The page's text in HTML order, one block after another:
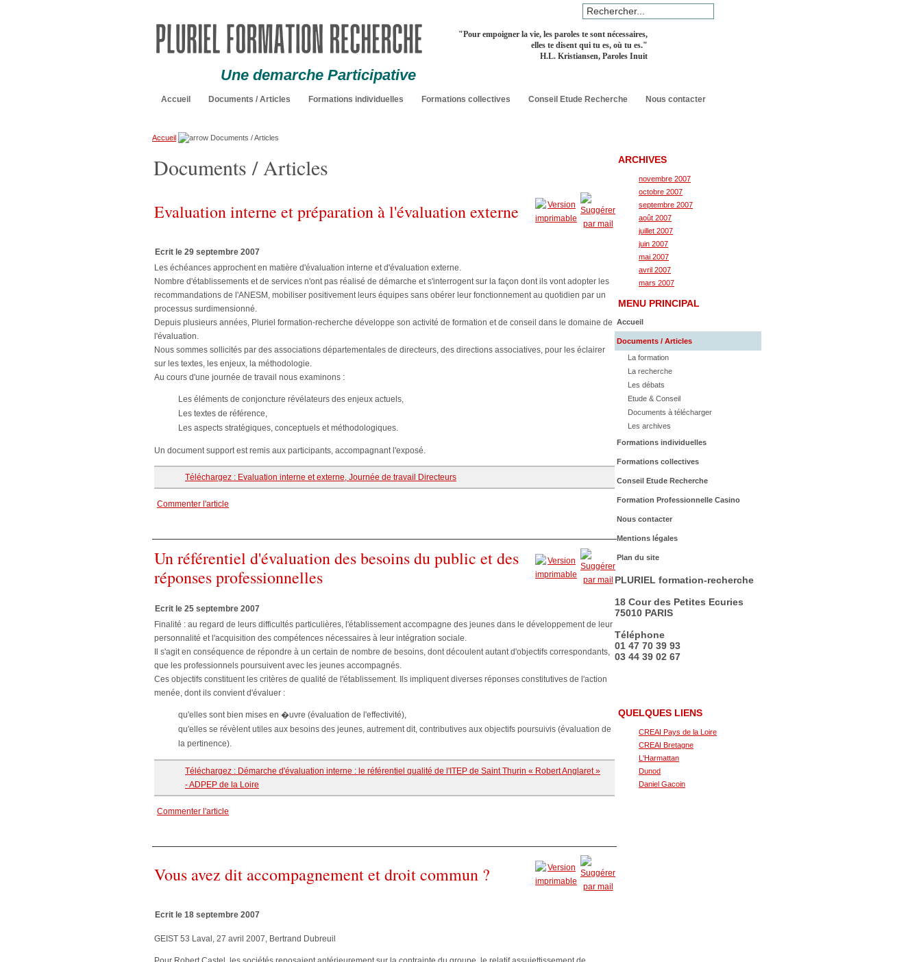
Une demarche Participative
Accueil Documents / Articles Formations individuelles Formations collectives Conseil Etude Recherche Nous contacter
Accueil Documents / Articles
Documents / Articles
Evaluation interne et préparation à l'évaluation externe
Ecrit le 29 septembre 2007
Les échéances approchent en matière d'évaluation interne et d'évaluation externe.
Nombre d'établissements et de services n'ont pas réalisé de démarche et s'interrogent sur la façon dont ils vont adopter les
recommandations de l'ANESM, mobiliser positivement leurs équipes sans obérer leur fonctionnement au quotidien par un
processus surdimensionné.
Depuis plusieurs années, Pluriel formation-recherche développe son activité de formation et de conseil dans le domaine de
l'évaluation.
Nous sommes sollicités par des associations départementales de directeurs, des directions associatives, pour les éclairer
sur les textes, les enjeux, la méthodologie.
Au cours d'une journée de travail nous examinons :
Les éléments de conjoncture révélateurs des enjeux actuels,
Les textes de référence,
Les aspects stratégiques, conceptuels et méthodologiques.
Un document support est remis aux participants, accompagnant l'exposé.
Téléchargez : Evaluation interne et externe, Journée de travail Directeurs
Commenter l'article
Un référentiel d'évaluation des besoins du public et des
réponses professionnelles
Ecrit le 25 septembre 2007
Finalité : au regard de leurs difficultés particulières, l'établissement accompagne des jeunes dans le développement de leur
personnalité et l'acquisition des compétences nécessaires à leur intégration sociale.
Il s'agit en conséquence de répondre à un certain de nombre de besoins, dont découlent autant d'objectifs correspondants,
que les professionnels poursuivent avec les jeunes accompagnés.
Ces objectifs constituent les critères de qualité de l'établissement. Ils impliquent diverses réponses constitutives de l'action
menée, dont ils convient d'évaluer :
qu'elles sont bien mises en �uvre (évaluation de l'effectivité),
qu'elles se révèlent utiles aux besoins des jeunes, autrement dit, contributives aux objectifs poursuivis (évaluation de
la pertinence).
Téléchargez : Démarche d'évaluation interne : le référentiel qualité de l'ITEP de Saint Thurin « Robert Anglaret »
- ADPEP de la Loire
Commenter l'article
Vous avez dit accompagnement et droit commun ?
Ecrit le 18 septembre 2007
GEIST 53 Laval, 27 avril 2007, Bertrand Dubreuil
ARCHIVES
novembre 2007
octobre 2007
septembre 2007
août 2007
juillet 2007
juin 2007
mai 2007
avril 2007
mars 2007
MENU PRINCIPAL
Accueil
Documents / Articles
La formation
La recherche
Les débats
Etude & Conseil
Documents à télécharger
Les archives
Formations individuelles
Formations collectives
Conseil Etude Recherche
Formation Professionnelle Casino
Nous contacter
Mentions légales
Plan du site
PLURIEL formation-recherche
18 Cour des Petites Ecuries
75010 PARIS
Téléphone
01 47 70 39 93
03 44 39 02 67
QUELQUES LIENS
CREAI Pays de la Loire
CREAI Bretagne
L'Harmattan
Dunod
Daniel Gacoin
"Pour empoigner la vie, les paroles te sont nécessaires,
elles te disent qui tu es, où tu es."
H.L. Kristiansen, Paroles Inuit